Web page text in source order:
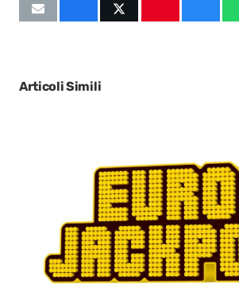
Articoli Simili